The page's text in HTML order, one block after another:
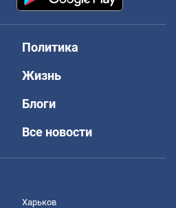
Политика
Жизнь
Блоги
Все новости
Харьков